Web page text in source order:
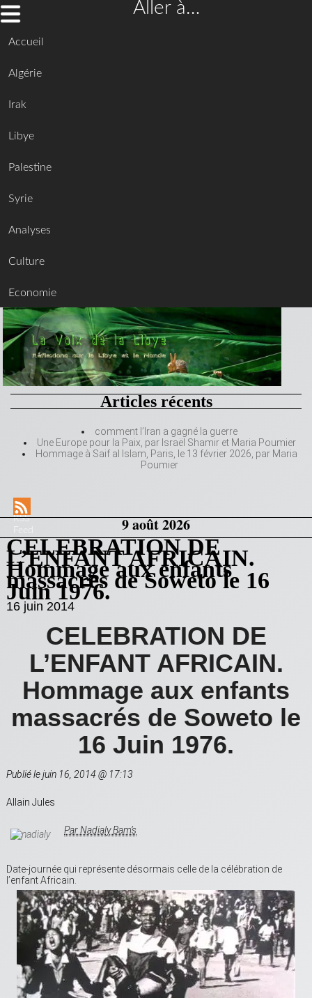
Aller à…
Accueil
Algérie
Irak
Libye
Palestine
Syrie
Analyses
Culture
Economie
Articles récents
comment l’Iran a gagné la guerre
Une Europe pour la Paix, par Israël Shamir et Maria Poumier
Hommage à Saif al Islam, Paris, le 13 février 2026, par Maria
Poumier
RSS
Feed
9 août 2026
CELEBRATION DE
L’ENFANT AFRICAIN.
Hommage aux enfants
massacrés de Soweto le 16
Juin 1976.
16 juin 2014
CELEBRATION DE
L’ENFANT AFRICAIN.
Hommage aux enfants
massacrés de Soweto le
16 Juin 1976.
Publié le juin 16, 2014 @ 17:13
Allain Jules
Par Nadialy Bam’s
Date-journée qui représente désormais celle de la célébration de
l’enfant Africain.